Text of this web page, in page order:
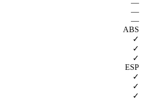
—
—
—
ABS
✓
✓
✓
ESP
✓
✓
✓